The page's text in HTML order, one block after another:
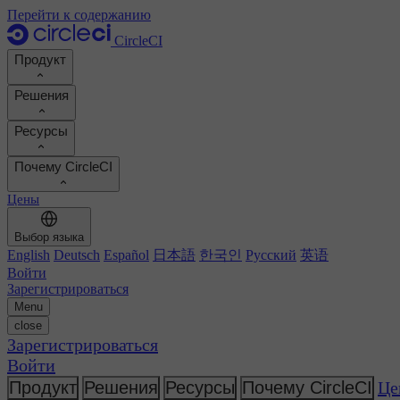
Перейти к содержанию
CircleCI
Продукт
Продукт
Демо
Дорожная карта продукта
Документация
Среды выполнения
Chunk
MCP-серверНовое
Образы сборки
Оптимизация сборки
Автомасштабирование
Технические услуги
GitHub
Решения
Разработчики
Платформенные инженеры
Инженеры по безопасности
Руководители разработки
Бизнес-лидеры
ИИ-агенты
Автоматизация
Непрерывная интеграция
Мобильная разработка
Искусственный интеллект
Ресурсы
Документация
Портал поддержки
Реестр Orbs
Реестр образов
Истории клиентов
Отчеты и руководства
Подкаст
Блог
Темы
Почему CircleCI
Рассчитать ROI
Повышение продуктивности разработчиков
Сравните показатели своей команды
Посмотреть успехи клиентов
CircleCI против GitHub Actions
CircleCI против Harness
CircleCI против Buildkite
Цены
Выбор языка
English Deutsch Español 日本語 한국인 Русский 英语
Войти
Зарегистрироваться
Menu
close
Зарегистрироваться
Войти
Продукт Решения Ресурсы Почему CircleCI